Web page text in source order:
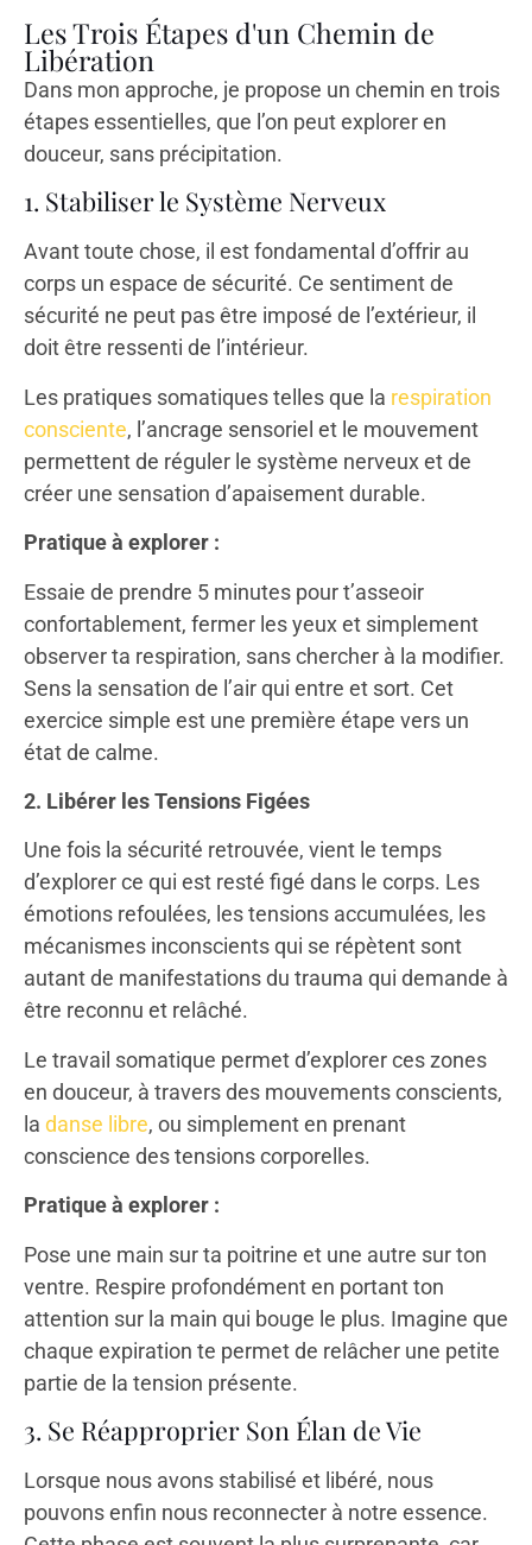
Les Trois Étapes d'un Chemin de
Libération
Dans mon approche, je propose un chemin en trois
étapes essentielles, que l’on peut explorer en
douceur, sans précipitation.
1. Stabiliser le Système Nerveux
Avant toute chose, il est fondamental d’offrir au
corps un espace de sécurité. Ce sentiment de
sécurité ne peut pas être imposé de l’extérieur, il
doit être ressenti de l’intérieur.
Les pratiques somatiques telles que la respiration
consciente, l’ancrage sensoriel et le mouvement
permettent de réguler le système nerveux et de
créer une sensation d’apaisement durable.
Pratique à explorer :
Essaie de prendre 5 minutes pour t’asseoir
confortablement, fermer les yeux et simplement
observer ta respiration, sans chercher à la modifier.
Sens la sensation de l’air qui entre et sort. Cet
exercice simple est une première étape vers un
état de calme.
2. Libérer les Tensions Figées
Une fois la sécurité retrouvée, vient le temps
d’explorer ce qui est resté figé dans le corps. Les
émotions refoulées, les tensions accumulées, les
mécanismes inconscients qui se répètent sont
autant de manifestations du trauma qui demande à
être reconnu et relâché.
Le travail somatique permet d’explorer ces zones
en douceur, à travers des mouvements conscients,
la danse libre, ou simplement en prenant
conscience des tensions corporelles.
Pratique à explorer :
Pose une main sur ta poitrine et une autre sur ton
ventre. Respire profondément en portant ton
attention sur la main qui bouge le plus. Imagine que
chaque expiration te permet de relâcher une petite
partie de la tension présente.
3. Se Réapproprier Son Élan de Vie
Lorsque nous avons stabilisé et libéré, nous
pouvons enfin nous reconnecter à notre essence.